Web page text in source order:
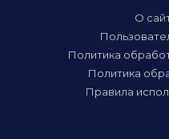
О
Политика
Политика
Правила